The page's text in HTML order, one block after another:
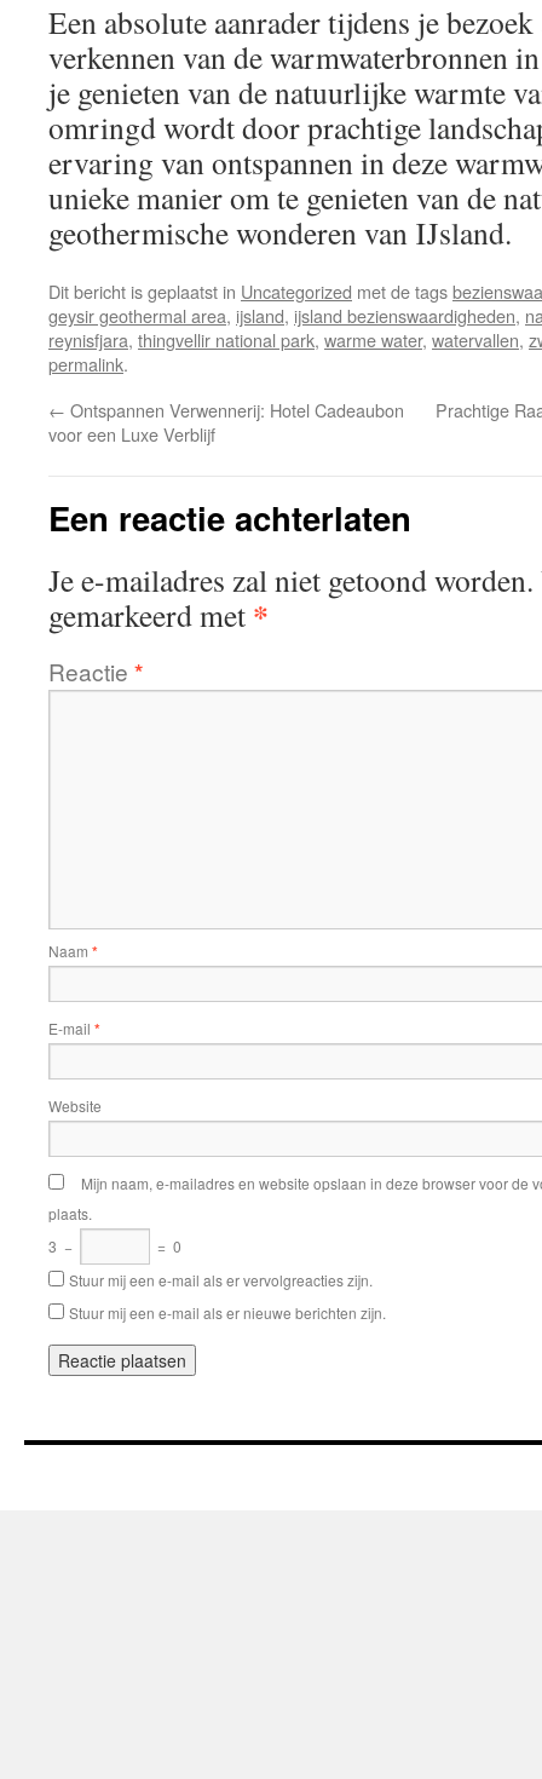
Een absolute aanrader tijdens je
verkennen van de warmwaterbronnen
je genieten van de natuurlijke warmte
omringd wordt door prachtige
ervaring van ontspannen in deze
unieke manier om te genieten van de
geothermische wonderen van IJsland.
Dit bericht is geplaatst in Uncategorized met de tags
geysir geothermal area, ijsland, ijsland bezienswaardigheden,
reynisfjara, thingvellir national park, warme water, watervallen,
permalink.
← Ontspannen Verwennerij: Hotel Cadeaubon
voor een Luxe Verblijf
Prachtige
Een reactie achterlaten
Je e-mailadres zal niet getoond worden.
gemarkeerd met *
Reactie *
Naam *
E-mail *
Website
Mijn naam, e-mailadres en website opslaan in deze browser voor de
plaats.
3 − = 0
Stuur mij een e-mail als er vervolgreacties zijn.
Stuur mij een e-mail als er nieuwe berichten zijn.